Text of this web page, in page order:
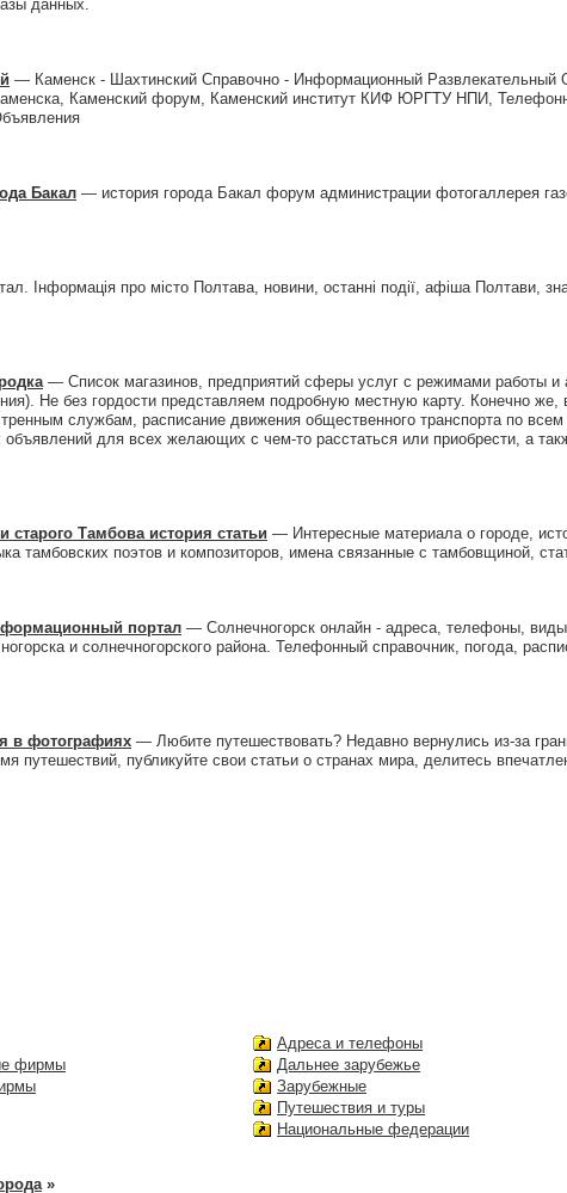
данных.
— Каменск - Шахтинский Справочно - Информационный Развлекательный
Каменский форум, Каменский институт КИФ ЮРГТУ НПИ,
Бакал — история города Бакал форум администрации фотогаллерея
Інформація про місто Полтава, новини, останні події, афіша Полтави,
— Список магазинов, предприятий сферы услуг с режимами работы и
Не без гордости представляем подробную местную карту. Конечно же,
службам, расписание движения общественного транспорта по
объявлений для всех желающих с чем-то расстаться или приобрести, а
Тамбова история статьи — Интересные материала о городе,
тамбовских поэтов и композиторов, имена связанные с тамбовщиной,
портал — Солнечногорск онлайн - адреса, телефоны,
и солнечногорского района. Телефонный справочник, погода,
в фотографиях — Любите путешествовать? Недавно вернулись из-за
путешествий, публикуйте свои статьи о странах мира, делитесь
фирмы
Адреса и телефоны
Дальнее зарубежье
Зарубежные
Путешествия и туры
Национальные федерации
»